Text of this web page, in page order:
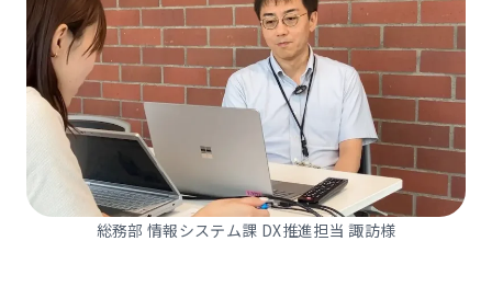
総務部 情報システム課 DX推進担当 諏訪様